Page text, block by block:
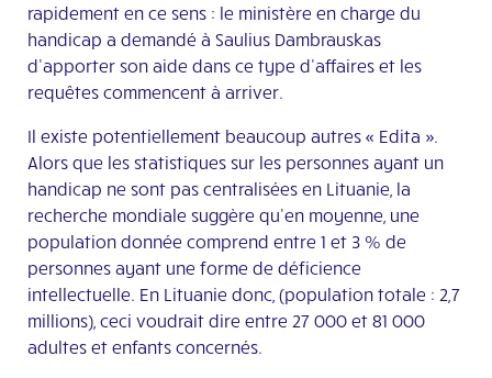
rapidement en ce sens : le ministère en charge du
handicap a demandé à Saulius Dambrauskas
d’apporter son aide dans ce type d’affaires et les
requêtes commencent à arriver.
Il existe potentiellement beaucoup autres « Edita ».
Alors que les statistiques sur les personnes ayant un
handicap ne sont pas centralisées en Lituanie, la
recherche mondiale suggère qu’en moyenne, une
population donnée comprend entre 1 et 3 % de
personnes ayant une forme de déficience
intellectuelle. En Lituanie donc, (population totale : 2,7
millions), ceci voudrait dire entre 27 000 et 81 000
adultes et enfants concernés.